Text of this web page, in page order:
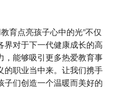
育点亮孩子心中的光”不仅
界对于下一代健康成长的高
，能够吸引更多热爱教育事
的职业当中来。让我们携手
子们创造一个温暖而美好的